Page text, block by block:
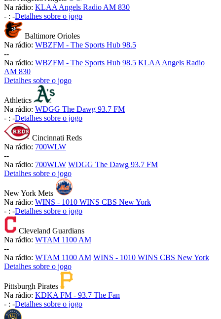
Na rádio: KLAA Angels Radio AM 830
- : -Detalhes sobre o jogo
Baltimore Orioles
Na rádio: WBZFM - The Sports Hub 98.5
--
Na rádio: WBZFM - The Sports Hub 98.5 KLAA Angels Radio
AM 830
Detalhes sobre o jogo
Athletics
Na rádio: WDGG The Dawg 93.7 FM
- : -Detalhes sobre o jogo
Cincinnati Reds
Na rádio: 700WLW
--
Na rádio: 700WLW WDGG The Dawg 93.7 FM
Detalhes sobre o jogo
New York Mets
Na rádio: WINS - 1010 WINS CBS New York
- : -Detalhes sobre o jogo
Cleveland Guardians
Na rádio: WTAM 1100 AM
--
Na rádio: WTAM 1100 AM WINS - 1010 WINS CBS New York
Detalhes sobre o jogo
Pittsburgh Pirates
Na rádio: KDKA FM - 93.7 The Fan
- : -Detalhes sobre o jogo